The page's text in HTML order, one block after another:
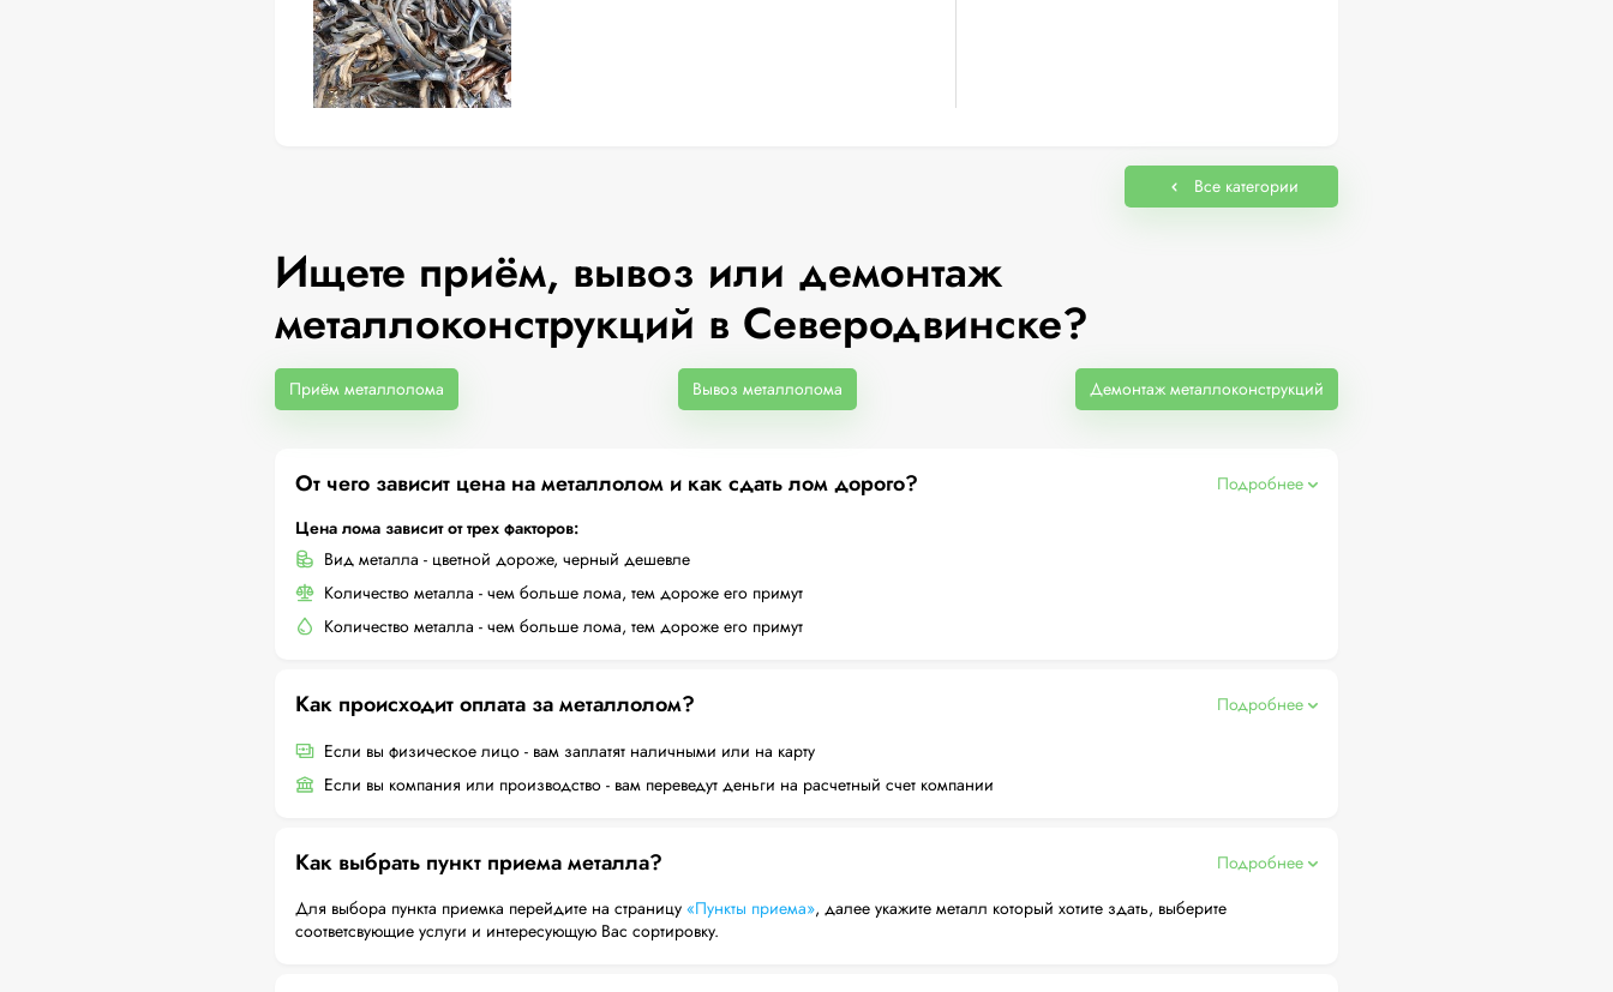
Все категории
Ищете приём, вывоз или демонтаж
металлоконструкций в Северодвинске?
Приём металлолома Вывоз металлолома Демонтаж металлоконструкций
От чего зависит цена на металлолом и как сдать лом дорого?
Подробнее
Цена лома зависит от трех факторов:
Вид металла - цветной дороже, черный дешевле
Количество металла - чем больше лома, тем дороже его примут
Количество металла - чем больше лома, тем дороже его примут
Как происходит оплата за металлолом?
Подробнее
Если вы физическое лицо - вам заплатят наличными или на карту
Если вы компания или производство - вам переведут деньги на расчетный счет компании
Как выбрать пункт приема металла?
Подробнее
Для выбора пункта приемка перейдите на страницу «Пункты приема», далее укажите металл который хотите здать, выберите
соответсвующие услуги и интересующую Вас сортировку.